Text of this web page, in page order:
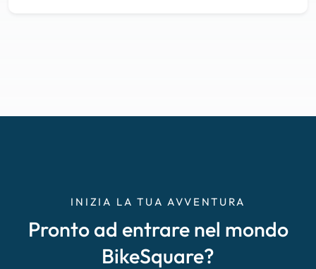
INIZIA LA TUA AVVENTURA
Pronto ad entrare nel mondo
BikeSquare?